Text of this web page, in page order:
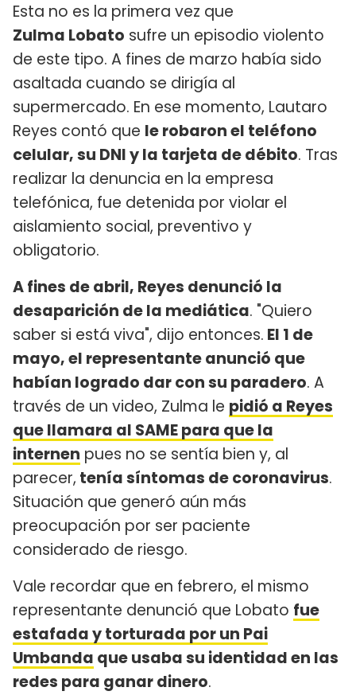
Esta no es la primera vez que
Zulma Lobato sufre un episodio violento
de este tipo. A fines de marzo había sido
asaltada cuando se dirigía al
supermercado. En ese momento, Lautaro
Reyes contó que le robaron el teléfono
celular, su DNI y la tarjeta de débito. Tras
realizar la denuncia en la empresa
telefónica, fue detenida por violar el
aislamiento social, preventivo y
obligatorio.
A fines de abril, Reyes denunció la
desaparición de la mediática. "Quiero
saber si está viva", dijo entonces. El 1 de
mayo, el representante anunció que
habían logrado dar con su paradero. A
través de un video, Zulma le pidió a Reyes
que llamara al SAME para que la
internen pues no se sentía bien y, al
parecer, tenía síntomas de coronavirus.
Situación que generó aún más
preocupación por ser paciente
considerado de riesgo.
Vale recordar que en febrero, el mismo
representante denunció que Lobato fue
estafada y torturada por un Pai
Umbanda que usaba su identidad en las
redes para ganar dinero.